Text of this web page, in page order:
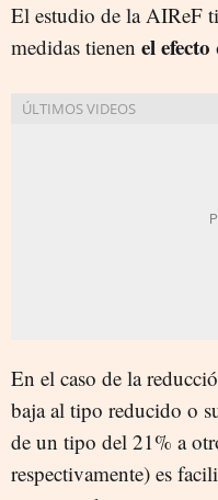
El estudio de la AIReF
medidas tienen el
En el caso de la
baja al tipo reducido o
de un tipo del 21% a
respectivamente) es